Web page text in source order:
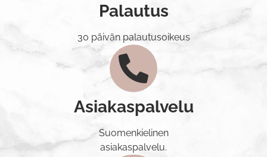
Palautus
30 päivän palautusoikeus
Asiakaspalvelu
Suomenkielinen
asiakaspalvelu.